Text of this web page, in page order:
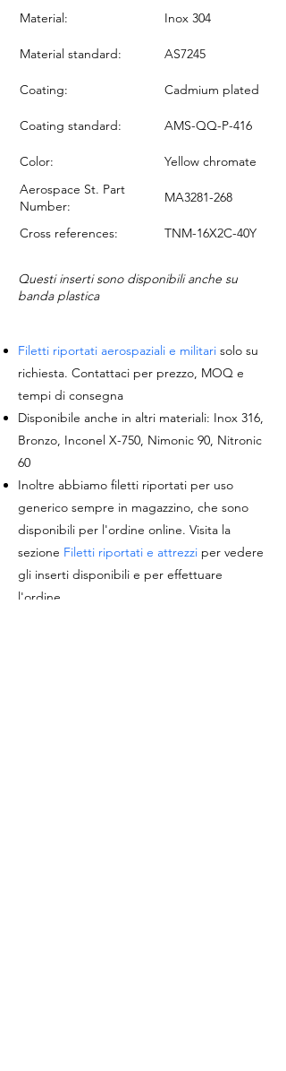
Material: Inox 304
Material standard: AS7245
Coating: Cadmium plated
Coating standard: AMS-QQ-P-416
Color:
Yellow chromate
Aerospace St. Part
Number:
MA3281-268
Cross references: TNM-16X2C-40Y
Questi inserti sono disponibili anche su
banda plastica
Filetti riportati aerospaziali e militari solo su
richiesta. Contattaci per prezzo, MOQ e
tempi di consegna
Disponibile anche in altri materiali: Inox 316,
Bronzo, Inconel X-750, Nimonic 90, Nitronic
60
Inoltre abbiamo filetti riportati per uso
generico sempre in magazzino, che sono
disponibili per l'ordine online. Visita la
sezione Filetti riportati e attrezzi per vedere
gli inserti disponibili e per effettuare
l'ordine